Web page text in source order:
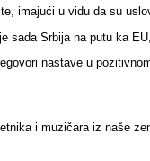
imajući u vidu da su
sada Srbija na putu ka
nastave u
i muzičara iz naše